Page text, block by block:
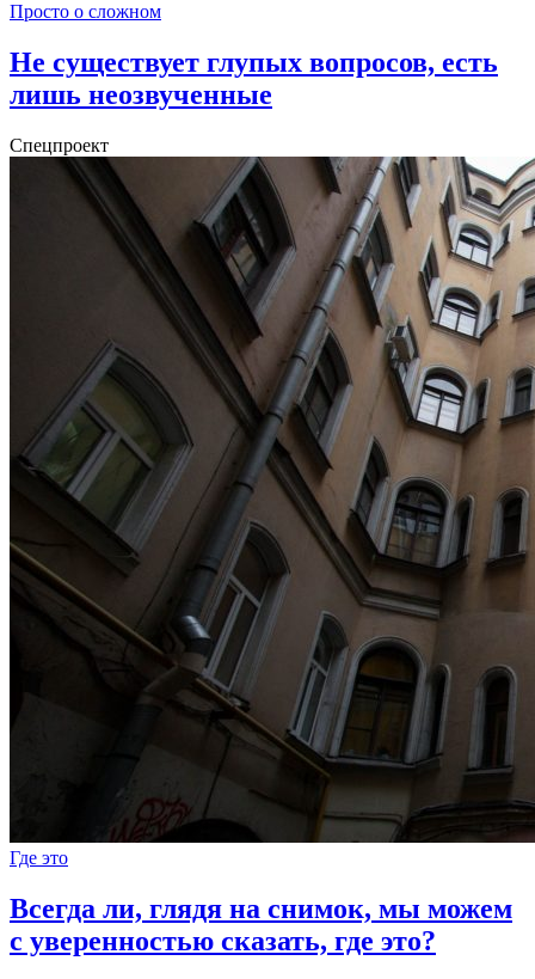
Просто о сложном
Не существует глупых вопросов, есть
лишь неозвученные
Спецпроект
Где это
Всегда ли, глядя на снимок, мы можем
с уверенностью сказать, где это?